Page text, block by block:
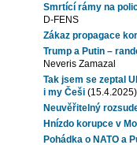
Smrtící rámy na
D-FENS
Zákaz propagace
Trump a Putin –
Neveris Zamazal
Tak jsem se zeptal
i my Češi
Neuvěřitelný
Hnízdo korupce v
Pohádka o NATO a